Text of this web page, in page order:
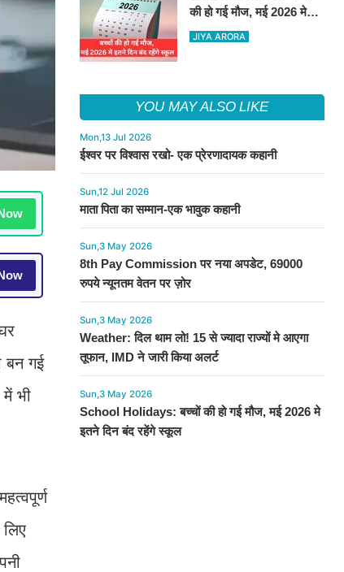
बन गई
भी
की हो गई मौज, मई 2026 मे
इतने दिन बंद रहेंगे स्कूल
JIYA ARORA
YOU MAY ALSO LIKE
Mon,13 Jul 2026
ईश्वर पर विश्वास रखो- एक प्रेरणादायक कहानी
Sun,12 Jul 2026
माता पिता का सम्मान-एक भावुक कहानी
Sun,3 May 2026
8th Pay Commission पर नया अपडेट, 69000
रुपये न्यूनतम वेतन पर ज़ोर
Sun,3 May 2026
Weather: दिल थाम लो! 15 से ज्यादा राज्यों मे आएगा
तूफान, IMD ने जारी किया अलर्ट
Sun,3 May 2026
School Holidays: बच्चों की हो गई मौज, मई 2026 मे
इतने दिन बंद रहेंगे स्कूल